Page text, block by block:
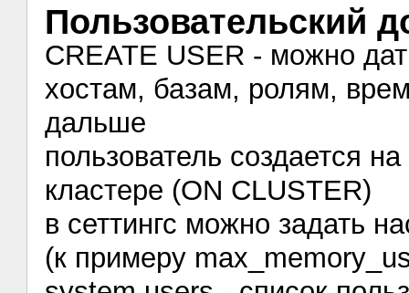
Пользовательский
CREATE USER - можно
хостам, базам, ролям,
дальше
пользователь создается
кластере (ON CLUSTER)
в сеттингс можно задать
(к примеру